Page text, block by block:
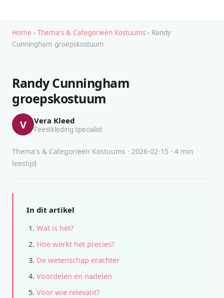
Home › Thema's & Categorieën Kostuums › Randy
Cunningham groepskostuum
Randy Cunningham
groepskostuum
V Vera Kleed
Feestkleding specialist
Thema's & Categorieën Kostuums · 2026-02-15 · 4 min
leestijd
In dit artikel
Wat is het?
Hoe werkt het precies?
De wetenschap erachter
Voordelen en nadelen
Voor wie relevant?